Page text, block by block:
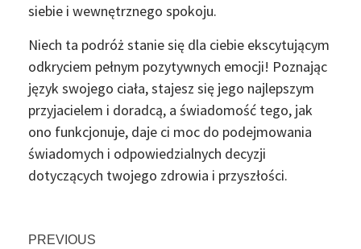
siebie i wewnętrznego spokoju.
Niech ta podróż stanie się dla ciebie ekscytującym
odkryciem pełnym pozytywnych emocji! Poznając
język swojego ciała, stajesz się jego najlepszym
przyjacielem i doradcą, a świadomość tego, jak
ono funkcjonuje, daje ci moc do podejmowania
świadomych i odpowiedzialnych decyzji
dotyczących twojego zdrowia i przyszłości.
Continue
PREVIOUS